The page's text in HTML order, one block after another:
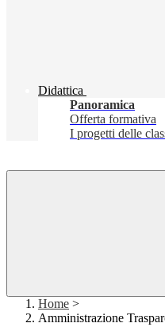
Didattica
Panoramica
Offerta formativa
I progetti delle
Home >
Amministrazione